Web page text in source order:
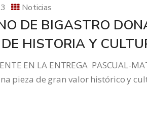
Noticias
DE BIGASTRO
HISTORIA Y
EN LA ENTREGA PASCUAL-
pieza de gran valor histórico y